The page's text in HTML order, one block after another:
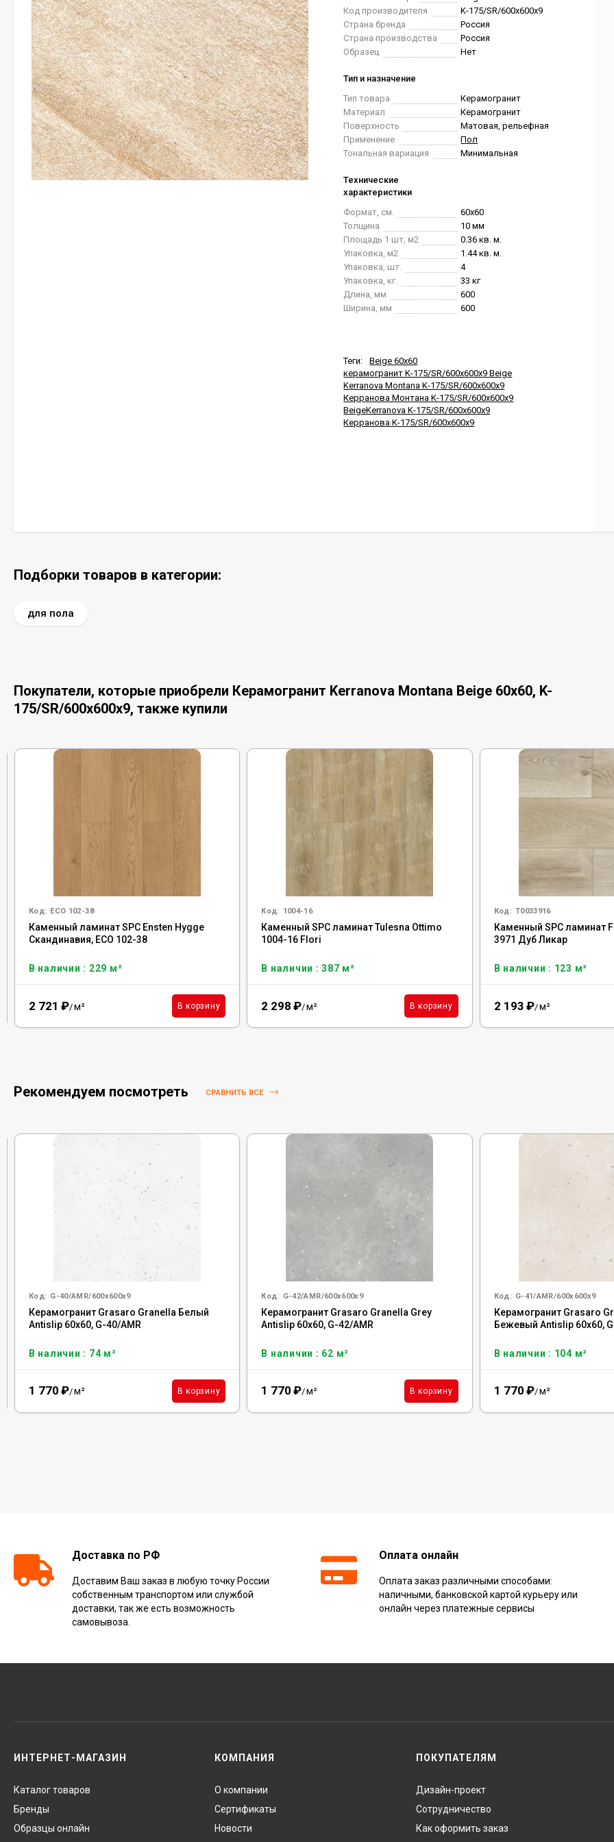
Код производителя
K-175/SR/600x600x9
Страна бренда
Россия
Страна производства
Россия
Образец
Нет
Тип и назначение
Тип товара
Керамогранит
Материал
Керамогранит
Поверхность
Матовая, рельефная
Применение
Пол
Тональная вариация
Минимальная
Технические
характеристики
Формат, см.
60x60
Толщина
10 мм
Площадь 1 шт, м2
0.36 кв. м.
Упаковка, м2
1.44 кв. м.
Упаковка, шт.
4
Упаковка, кг.
33 кг
Длина, мм
600
Ширина, мм
600
Теги:
Beige 60x60
керамогранит K-175/SR/600x600x9 Beige
Kerranova Montana K-175/SR/600x600x9
Керранова Монтана K-175/SR/600x600x9
BeigeKerranova K-175/SR/600x600x9
Керранова K-175/SR/600x600x9
Подборки товаров в категории:
для пола
Покупатели, которые приобрели Керамогранит Kerranova Montana Beige 60x60, K-
175/SR/600x600x9, также купили
Код: ECO 102-38
Каменный ламинат SPC Ensten Hygge
Скандинавия, ECO 102-38
В наличии : 229 м²
2 721 ₽/м² В корзину
Код: 1004-16
Каменный SPC ламинат Tulesna Ottimo
1004-16 Flori
В наличии : 387 м²
2 298 ₽/м² В корзину
Код: Т0033916
Каменный SPC ламинат
3971 Дуб Ликар
В наличии : 123 м²
2 193 ₽/м²
Рекомендуем посмотреть СРАВНИТЬ ВСЕ
Код: G-40/AMR/600x600x9
Керамогранит Grasaro Granella Белый
Antislip 60x60, G-40/AMR
В наличии : 74 м²
1 770 ₽/м² В корзину
Код: G-42/AMR/600x600x9
Керамогранит Grasaro Granella Grey
Antislip 60x60, G-42/AMR
В наличии : 62 м²
1 770 ₽/м² В корзину
Код: G-41/AMR/600x600x9
Керамогранит Grasaro
Бежевый Antislip 60x60,
В наличии : 104 м²
1 770 ₽/м²
Доставка по РФ
Доставим Ваш заказ в любую точку России
собственным транспортом или службой
доставки, так же есть возможность
самовывоза.
Оплата онлайн
Оплата заказ различными способами:
наличными, банковской картой курьеру или
онлайн через платежные сервисы
ИНТЕРНЕТ-МАГАЗИН
Каталог товаров
Бренды
Образцы онлайн
КОМПАНИЯ
О компании
Сертификаты
Новости
ПОКУПАТЕЛЯМ
Дизайн-проект
Сотрудничество
Как оформить заказ